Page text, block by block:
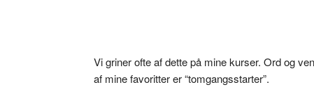
Vi griner ofte af dette på mine kurser. Ord og
af mine favoritter er “tomgangsstarter”.